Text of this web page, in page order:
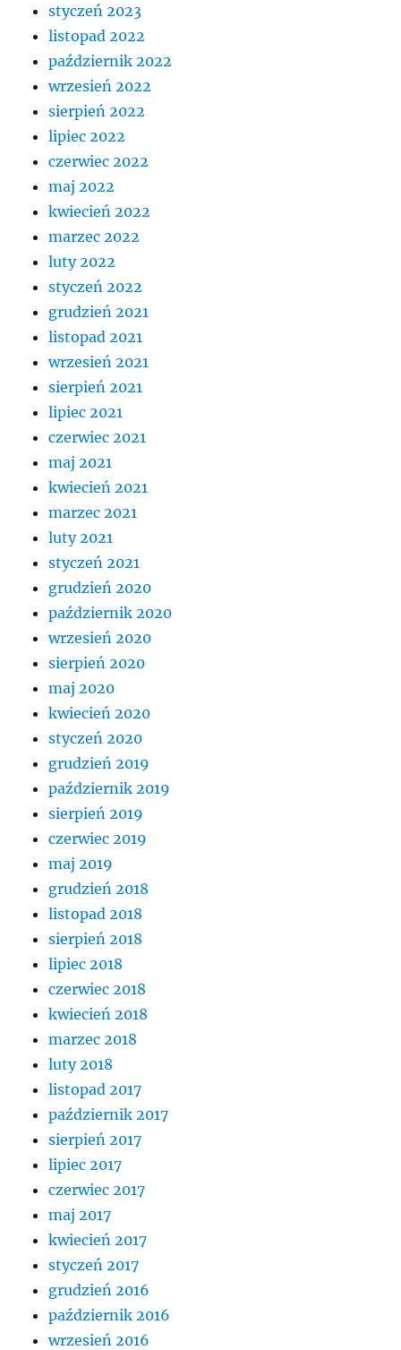
styczeń 2023
listopad 2022
październik 2022
wrzesień 2022
sierpień 2022
lipiec 2022
czerwiec 2022
maj 2022
kwiecień 2022
marzec 2022
luty 2022
styczeń 2022
grudzień 2021
listopad 2021
wrzesień 2021
sierpień 2021
lipiec 2021
czerwiec 2021
maj 2021
kwiecień 2021
marzec 2021
luty 2021
styczeń 2021
grudzień 2020
październik 2020
wrzesień 2020
sierpień 2020
maj 2020
kwiecień 2020
styczeń 2020
grudzień 2019
październik 2019
sierpień 2019
czerwiec 2019
maj 2019
grudzień 2018
listopad 2018
sierpień 2018
lipiec 2018
czerwiec 2018
kwiecień 2018
marzec 2018
luty 2018
listopad 2017
październik 2017
sierpień 2017
lipiec 2017
czerwiec 2017
maj 2017
kwiecień 2017
styczeń 2017
grudzień 2016
październik 2016
wrzesień 2016